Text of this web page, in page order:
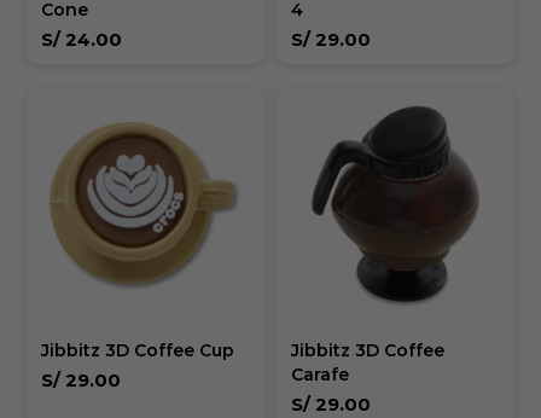
Cone
S/ 24.00
4
S/ 29.00
Jibbitz 3D Coffee Cup
S/ 29.00
Jibbitz 3D Coffee
Carafe
S/ 29.00